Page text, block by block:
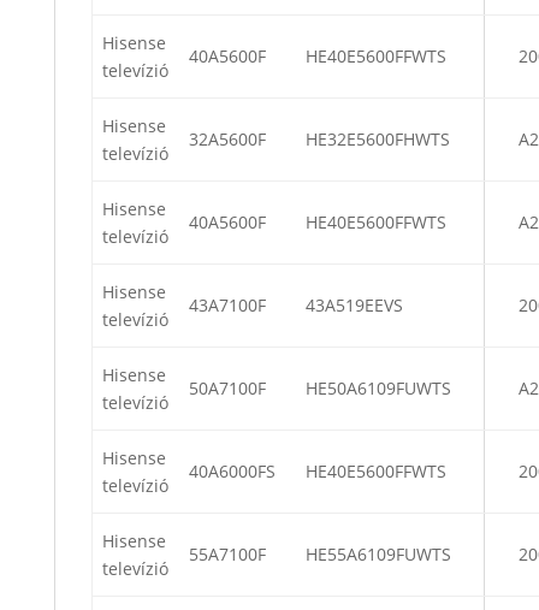
Hisense
televízió
40A5600F HE40E5600FFWTS
Hisense
televízió
32A5600F HE32E5600FHWTS
Hisense
televízió
40A5600F HE40E5600FFWTS
Hisense
televízió
43A7100F 43A519EEVS
Hisense
televízió
50A7100F HE50A6109FUWTS
Hisense
televízió
40A6000FS HE40E5600FFWTS
Hisense
televízió
55A7100F HE55A6109FUWTS